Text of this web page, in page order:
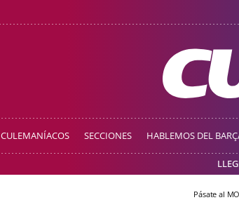
CULEMANÍACOS SECCIONES HABLEMOS DEL
Pásate al